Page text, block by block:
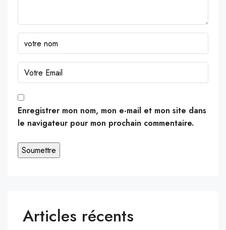
Enregistrer mon nom, mon e-mail et mon site dans
le navigateur pour mon prochain commentaire.
Articles récents